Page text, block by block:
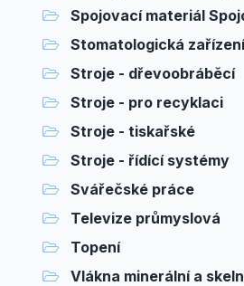
Spojovací materiál
Stomatologická zařízení
Stroje - dřevoobráběcí
Stroje - pro recyklaci
Stroje - tiskařské
Stroje - řídící systémy
Svářečské práce
Televize průmyslová
Topení
Vlákna minerální a